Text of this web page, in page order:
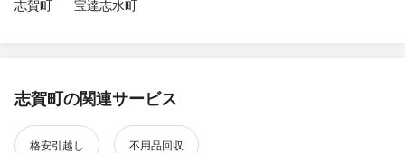
志賀町
宝達志水町
志賀町の関連サービス
格安引越し 不用品回収